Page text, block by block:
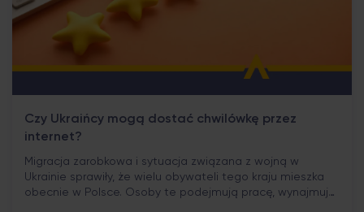
Czy Ukraińcy mogą dostać chwilówkę przez
internet?
Migracja zarobkowa i sytuacja związana z wojną w
Ukrainie sprawiły, że wielu obywateli tego kraju mieszka
obecnie w Polsce. Osoby te podejmują pracę, wynajmują